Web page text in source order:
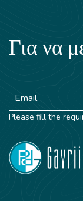
Για να
Please fill the